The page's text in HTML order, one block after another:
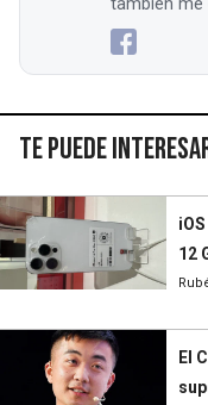
también
Te puede
12
El